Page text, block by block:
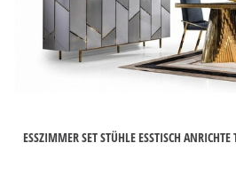
ESSZIMMER SET STÜHLE ESSTISCH